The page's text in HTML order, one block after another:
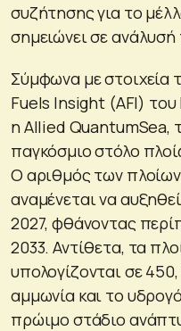
συζήτησης για το
σημειώνει σε
Σύμφωνα με
Fuels Insight (AFI) του
η Allied QuantumSea,
παγκόσμιο στόλο
Ο αριθμός των
αναμένεται να
2027, φθάνοντας
2033. Αντίθετα, τα
υπολογίζονται σε
αμμωνία και το
πρώιμο στάδιο